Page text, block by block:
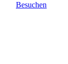
Besuchen